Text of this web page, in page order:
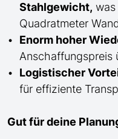
Stahlgewicht, was
Quadratmeter
Enorm hoher
Anschaffungspreis
Logistischer
für effiziente
Gut für deine